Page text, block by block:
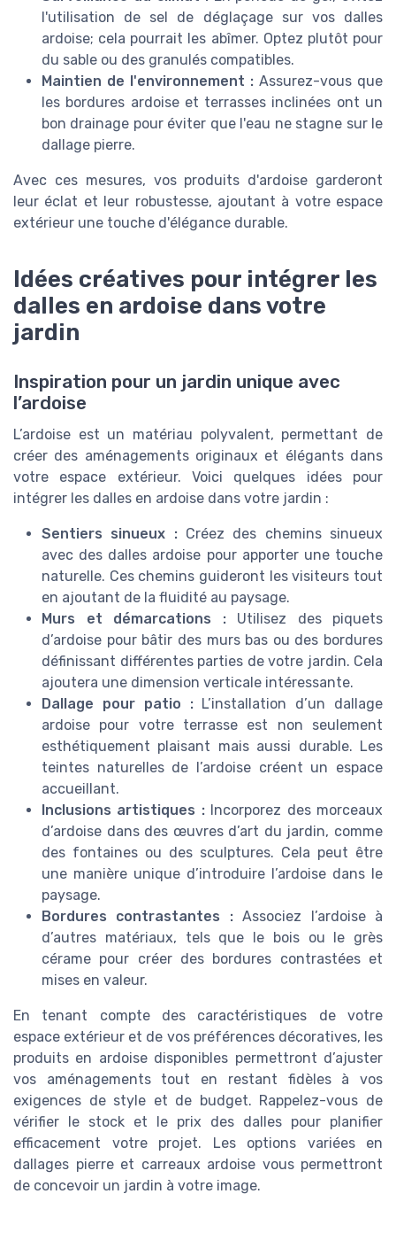
l'utilisation de sel de déglaçage sur vos dalles
ardoise; cela pourrait les abîmer. Optez plutôt pour
du sable ou des granulés compatibles.
Maintien de l'environnement : Assurez-vous que
les bordures ardoise et terrasses inclinées ont un
bon drainage pour éviter que l'eau ne stagne sur le
dallage pierre.
Avec ces mesures, vos produits d'ardoise garderont
leur éclat et leur robustesse, ajoutant à votre espace
extérieur une touche d'élégance durable.
Idées créatives pour intégrer les
dalles en ardoise dans votre
jardin
Inspiration pour un jardin unique avec
l’ardoise
L’ardoise est un matériau polyvalent, permettant de
créer des aménagements originaux et élégants dans
votre espace extérieur. Voici quelques idées pour
intégrer les dalles en ardoise dans votre jardin :
Sentiers sinueux :Créez des chemins sinueux
avec des dalles ardoise pour apporter une touche
naturelle. Ces chemins guideront les visiteurs tout
en ajoutant de la fluidité au paysage.
Murs et démarcations :Utilisez des piquets
d’ardoise pour bâtir des mursbas ou des bordures
définissant différentes parties de votre jardin. Cela
ajoutera une dimension verticale intéressante.
Dallage pour patio :L’installation d’un dallage
ardoise pour votre terrasse est non seulement
esthétiquement plaisant mais aussi durable. Les
teintes naturelles de l’ardoise créent un espace
accueillant.
Inclusions artistiques :Incorporez des morceaux
d’ardoise dans des œuvres d’art du jardin, comme
des fontaines ou des sculptures. Cela peut être
une manière unique d’introduire l’ardoise dans le
paysage.
Bordures contrastantes :Associez l’ardoise à
d’autres matériaux, tels que le boisou le grès
cérame pour créer des bordures contrastées et
mises en valeur.
En tenant compte des caractéristiques de votre
espace extérieur et de vos préférences décoratives, les
produits en ardoise disponibles permettront d’ajuster
vos aménagements tout en restant fidèles à vos
exigences de style et de budget. Rappelez-vous de
vérifier le stock et le prix des dalles pour planifier
efficacement votre projet. Les options variées en
dallages pierreet carreaux ardoise vous permettront
de concevoir un jardin à votre image.